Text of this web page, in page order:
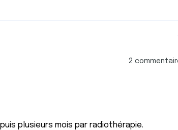
2
plusieurs mois par radiothérapie.